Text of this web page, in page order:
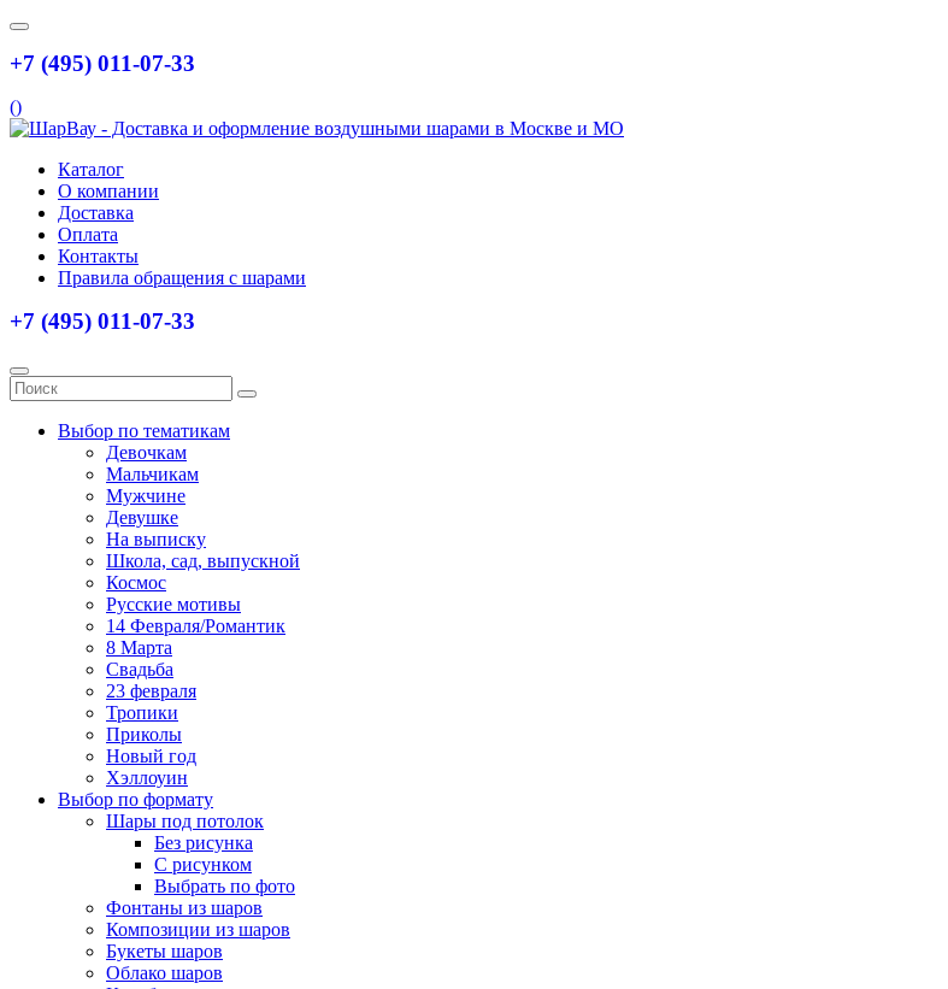
+7 (495) 011-07-33
()
Каталог
О компании
Доставка
Оплата
Контакты
Правила обращения с шарами
+7 (495) 011-07-33
Выбор по тематикам
Девочкам
Мальчикам
Мужчине
Девушке
На выписку
Школа, сад, выпускной
Космос
Русские мотивы
14 Февраля/Романтик
8 Марта
Свадьба
23 февраля
Тропики
Приколы
Новый год
Хэллоуин
Выбор по формату
Шары под потолок
Без рисунка
С рисунком
Выбрать по фото
Фонтаны из шаров
Композиции из шаров
Букеты шаров
Облако шаров